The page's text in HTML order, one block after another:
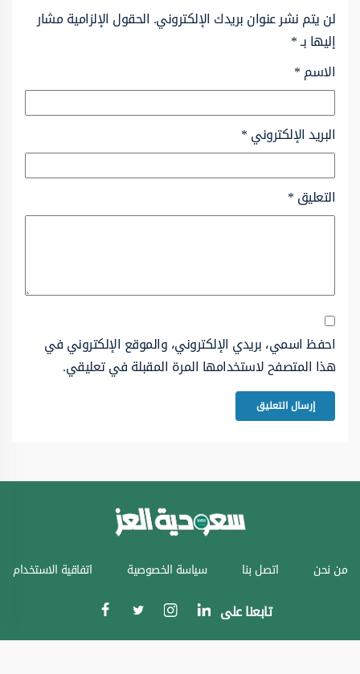
لن يتم نشر عنوان بريدك الإلكتروني. الحقول الإلزامية مشار
إليها بـ*
الاسم*
البريد الإلكتروني*
التعليق*
احفظ اسمي، بريدي الإلكتروني، والموقع الإلكتروني في
هذا المتصفح لاستخدامها المرة المقبلة في تعليقي.
من نحن اتصل بنا سياسة الخصوصية اتفاقية الاستخدام
تابعنا على